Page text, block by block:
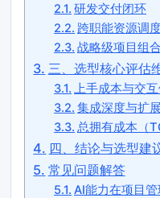
研发交付闭环
跨职能资源调
战略级项目组
三、选型核心评估
上手成本与交
集成深度与扩
总拥有成本（
四、结论与选型建
常见问题解答
AI能力在项目